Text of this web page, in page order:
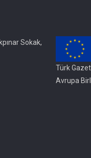
Sokak,
Türk
Avrupa